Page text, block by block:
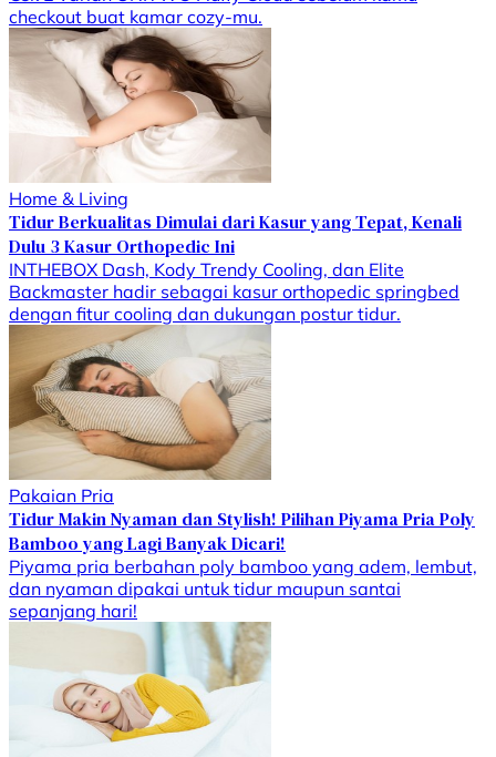
checkout buat kamar cozy-mu.
Home & Living
Tidur Berkualitas Dimulai dari Kasur yang Tepat, Kenali
Dulu 3 Kasur Orthopedic Ini
INTHEBOX Dash, Kody Trendy Cooling, dan Elite
Backmaster hadir sebagai kasur orthopedic springbed
dengan fitur cooling dan dukungan postur tidur.
Pakaian Pria
Tidur Makin Nyaman dan Stylish! Pilihan Piyama Pria Poly
Bamboo yang Lagi Banyak Dicari!
Piyama pria berbahan poly bamboo yang adem, lembut,
dan nyaman dipakai untuk tidur maupun santai
sepanjang hari!